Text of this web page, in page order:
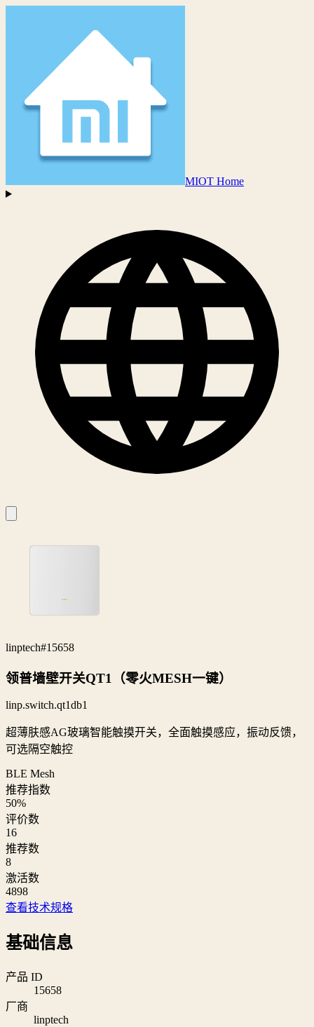
MIOT Home
linptech#15658
领普墙壁开关QT1（零火MESH一键）
linp.switch.qt1db1
超薄肤感AG玻璃智能触摸开关，全面触摸感应，振动反馈，
可选隔空触控
BLE Mesh
推荐指数
50%
评价数
16
推荐数
8
激活数
4898
查看技术规格
基础信息
产品 ID
15658
厂商
linptech